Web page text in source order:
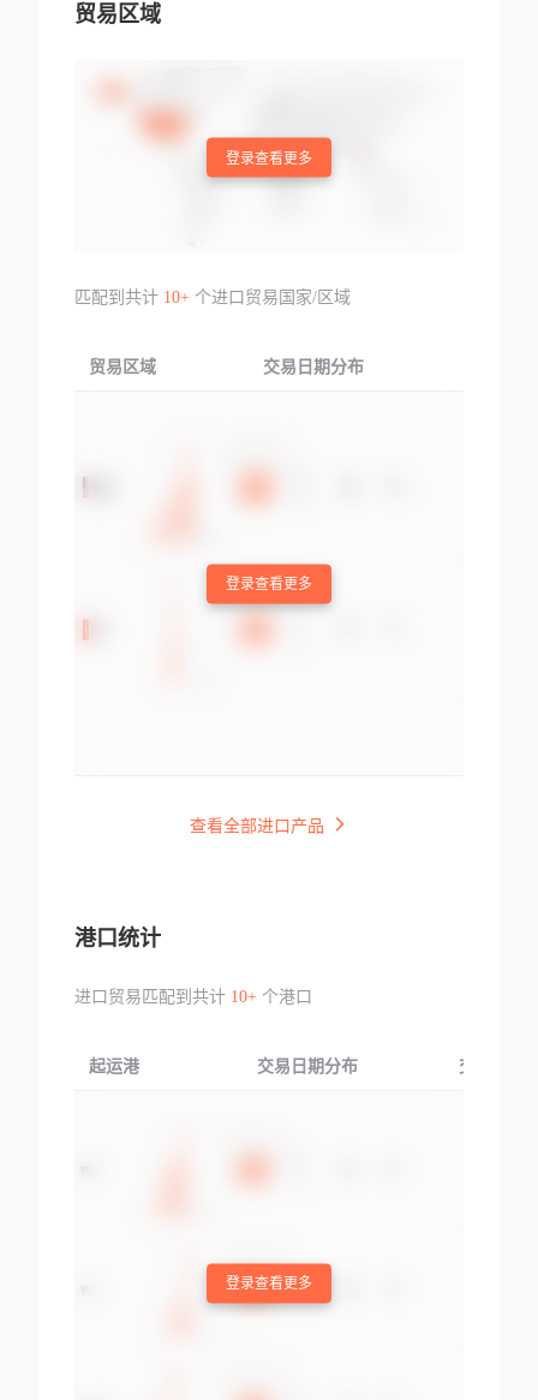
贸易区域
登录查看更多
匹配到共计 10+个进口贸易国家/区域
贸易区域 交易日期分布
登录查看更多
查看全部进口产品
港口统计
进口贸易匹配到共计 10+个港口
起运港 交易日期分布 交易产品
登录查看更多